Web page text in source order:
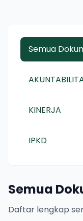
Semua
KINERJA
IPKD
Semua
Daftar lengkap